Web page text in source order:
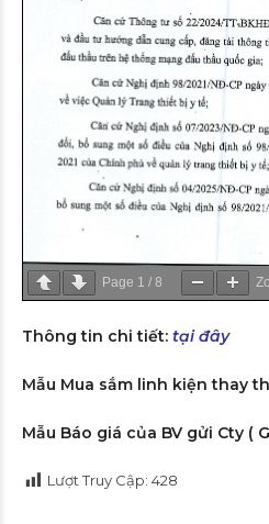
Page 1 / 8
Thông tin chi tiết: tại đây
Mẫu Mua sắm linh kiện thay
Mẫu Báo giá của BV gửi Cty (
Lượt Truy Cập: 428